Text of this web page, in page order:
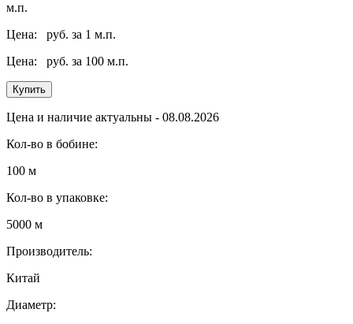
м.п.
Цена:
руб. за 1 м.п.
Цена:
руб. за 100 м.п.
Купить
Цена и наличие актуальны - 08.08.2026
Кол-во в бобине:
100 м
Кол-во в упаковке:
5000 м
Производитель:
Китай
Диаметр: